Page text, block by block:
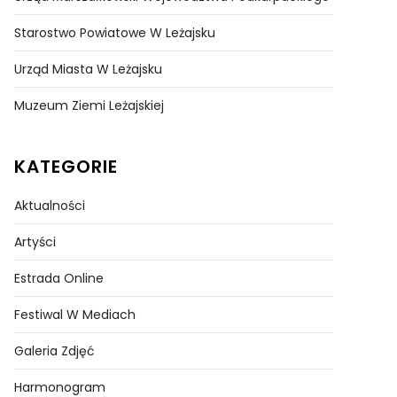
Starostwo Powiatowe W Leżajsku
Urząd Miasta W Leżajsku
Muzeum Ziemi Leżajskiej
KATEGORIE
Aktualności
Artyści
Estrada Online
Festiwal W Mediach
Galeria Zdjęć
Harmonogram